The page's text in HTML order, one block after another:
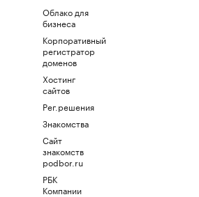
Облако для
бизнеса
Корпоративный
регистратор
доменов
Хостинг
сайтов
Рег.решения
Знакомства
Сайт
знакомств
podbor.ru
РБК
Компании